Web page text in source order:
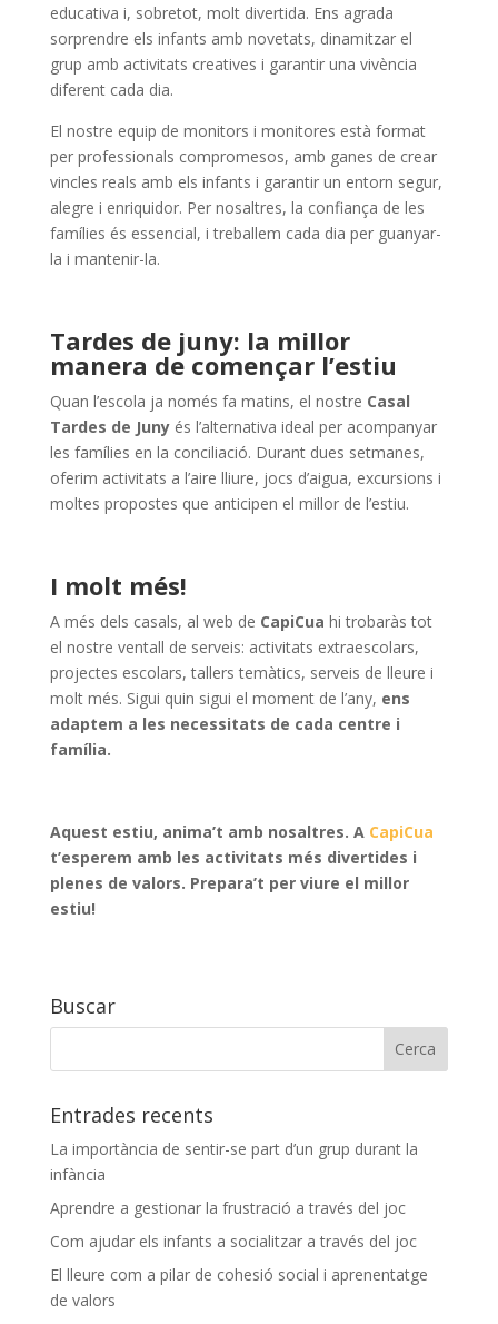
educativa i, sobretot, molt divertida. Ens agrada
sorprendre els infants amb novetats, dinamitzar el
grup amb activitats creatives i garantir una vivència
diferent cada dia.
El nostre equip de monitors i monitores està format
per professionals compromesos, amb ganes de crear
vincles reals amb els infants i garantir un entorn segur,
alegre i enriquidor. Per nosaltres, la confiança de les
famílies és essencial, i treballem cada dia per guanyar-
la i mantenir-la.
Tardes de juny: la millor
manera de començar l’estiu
Quan l’escola ja només fa matins, el nostre Casal
Tardes de Junyés l’alternativa ideal per acompanyar
les famílies en la conciliació. Durant dues setmanes,
oferim activitats a l’aire lliure, jocs d’aigua, excursions i
moltes propostes que anticipen el millor de l’estiu.
I molt més!
A més dels casals, al web de CapiCua hi trobaràs tot
el nostre ventall de serveis: activitats extraescolars,
projectes escolars, tallers temàtics, serveis de lleure i
molt més. Sigui quin sigui el moment de l’any, ens
adaptem a les necessitats de cada centre i
família.
Aquest estiu, anima’t amb nosaltres. A CapiCua
t’esperem amb les activitats més divertides i
plenes de valors. Prepara’t per viure el millor
estiu!
Buscar
Entrades recents
La importància de sentir-se part d’un grup durant la
infància
Aprendre a gestionar la frustració a través del joc
Com ajudar els infants a socialitzar a través del joc
El lleure com a pilar de cohesió social i aprenentatge
de valors